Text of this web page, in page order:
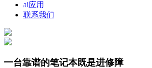
ai应用
联系我们
一台靠谱的笔记本既是进修障